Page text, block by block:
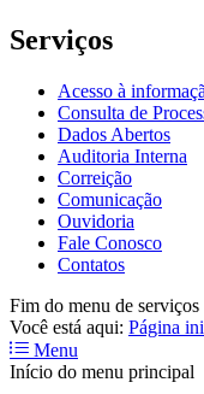
Serviços
Acesso à
Consulta de
Dados Abertos
Auditoria Interna
Correição
Comunicação
Ouvidoria
Fale Conosco
Contatos
Fim do menu de serviços
Você está aqui: Página
Menu
Início do menu principal